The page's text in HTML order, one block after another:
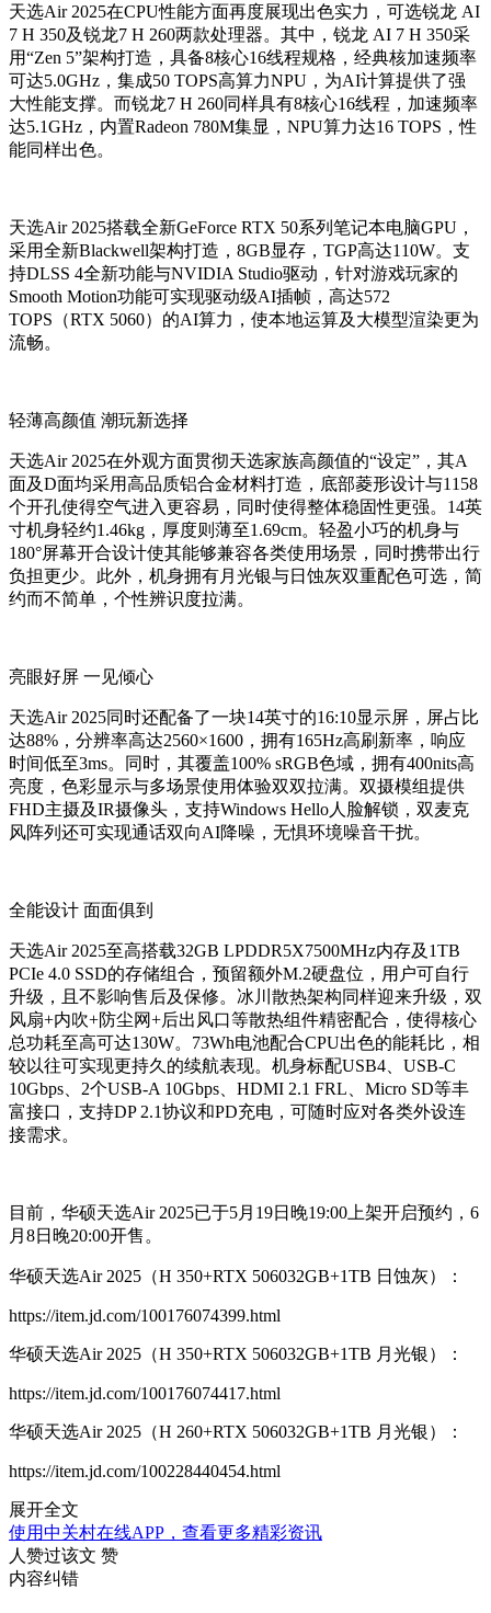
天选Air 2025在CPU性能方面再度展现出色实力，可选锐龙 AI
7 H 350及锐龙7 H 260两款处理器。其中，锐龙 AI 7 H 350采
用“Zen 5”架构打造，具备8核心16线程规格，经典核加速频率
可达5.0GHz，集成50 TOPS高算力NPU，为AI计算提供了强
大性能支撑。而锐龙7 H 260同样具有8核心16线程，加速频率
达5.1GHz，内置Radeon 780M集显，NPU算力达16 TOPS，性
能同样出色。
天选Air 2025搭载全新GeForce RTX 50系列笔记本电脑GPU，
采用全新Blackwell架构打造，8GB显存，TGP高达110W。支
持DLSS 4全新功能与NVIDIA Studio驱动，针对游戏玩家的
Smooth Motion功能可实现驱动级AI插帧，高达572
TOPS（RTX 5060）的AI算力，使本地运算及大模型渲染更为
流畅。
轻薄高颜值 潮玩新选择
天选Air 2025在外观方面贯彻天选家族高颜值的“设定”，其A
面及D面均采用高品质铝合金材料打造，底部菱形设计与1158
个开孔使得空气进入更容易，同时使得整体稳固性更强。14英
寸机身轻约1.46kg，厚度则薄至1.69cm。轻盈小巧的机身与
180°屏幕开合设计使其能够兼容各类使用场景，同时携带出行
负担更少。此外，机身拥有月光银与日蚀灰双重配色可选，简
约而不简单，个性辨识度拉满。
亮眼好屏 一见倾心
天选Air 2025同时还配备了一块14英寸的16:10显示屏，屏占比
达88%，分辨率高达2560×1600，拥有165Hz高刷新率，响应
时间低至3ms。同时，其覆盖100% sRGB色域，拥有400nits高
亮度，色彩显示与多场景使用体验双双拉满。双摄模组提供
FHD主摄及IR摄像头，支持Windows Hello人脸解锁，双麦克
风阵列还可实现通话双向AI降噪，无惧环境噪音干扰。
全能设计 面面俱到
天选Air 2025至高搭载32GB LPDDR5X7500MHz内存及1TB
PCIe 4.0 SSD的存储组合，预留额外M.2硬盘位，用户可自行
升级，且不影响售后及保修。冰川散热架构同样迎来升级，双
风扇+内吹+防尘网+后出风口等散热组件精密配合，使得核心
总功耗至高可达130W。73Wh电池配合CPU出色的能耗比，相
较以往可实现更持久的续航表现。机身标配USB4、USB-C
10Gbps、2个USB-A 10Gbps、HDMI 2.1 FRL、Micro SD等丰
富接口，支持DP 2.1协议和PD充电，可随时应对各类外设连
接需求。
目前，华硕天选Air 2025已于5月19日晚19:00上架开启预约，6
月8日晚20:00开售。
华硕天选Air 2025（H 350+RTX 506032GB+1TB 日蚀灰）：
https://item.jd.com/100176074399.html
华硕天选Air 2025（H 350+RTX 506032GB+1TB 月光银）：
https://item.jd.com/100176074417.html
华硕天选Air 2025（H 260+RTX 506032GB+1TB 月光银）：
https://item.jd.com/100228440454.html
展开全文
使用中关村在线APP，查看更多精彩资讯
人赞过该文 赞
内容纠错